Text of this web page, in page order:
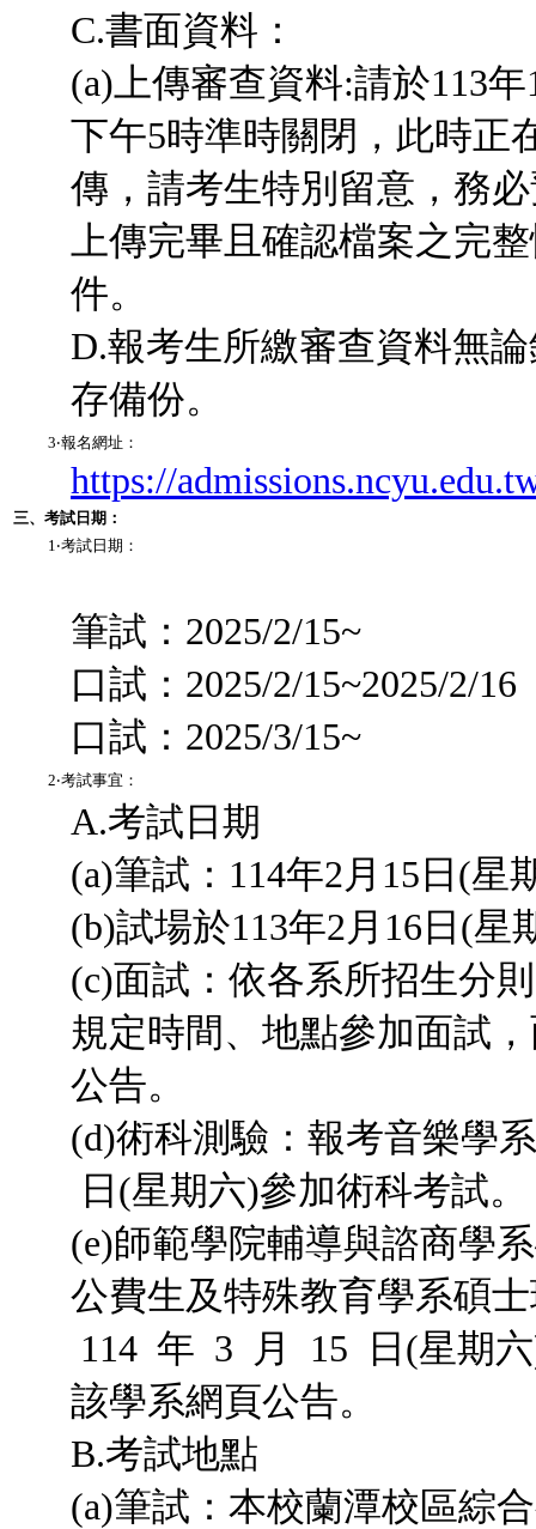
C.書面資料：
(a)上傳審查資料:請於113
下午5時準時關閉，此時正
傳，請考生特別留意，務
上傳完畢且確認檔案之完
件。
D.報考生所繳審查資料無
存備份。
3‧報名網址：
https://
三、考試日期：
1‧考試日期：
筆試：2025/2/15~
口試：2025/2/15~2025/2/16
口試：2025/3/15~
2‧考試事宜：
A.考試日期
(a)筆試：114年2月15日(星
(b)試場於113年2月16日(
(c)面試：依各系所招生分
規定時間、地點參加面試
公告。
(d)術科測驗：報考音樂學
日(星期六)參加術科考試。
(e)師範學院輔導與諮商學
公費生及特殊教育學系碩
114 年 3 月 15 日(星期六
該學系網頁公告。
B.考試地點
(a)筆試：本校蘭潭校區綜